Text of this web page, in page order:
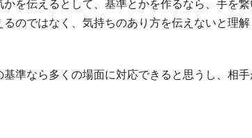
を伝えるとして、基準とかを作るなら、手を
のではなく、気持ちのあり方を伝えないと理
準なら多くの場面に対応できると思うし、相